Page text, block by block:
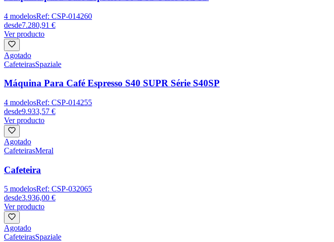
4 modelosRef: CSP-014260
desde7.280,91 €
Ver producto
Agotado
CafeteirasSpaziale
Máquina Para Café Espresso S40 SUPR Série S40SP
4 modelosRef: CSP-014255
desde9.933,57 €
Ver producto
Agotado
CafeteirasMeral
Cafeteira
5 modelosRef: CSP-032065
desde3.936,00 €
Ver producto
Agotado
CafeteirasSpaziale